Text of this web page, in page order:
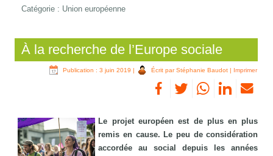
Catégorie : Union européenne
À la recherche de l’Europe sociale
Publication : 3 juin 2019 | Écrit par Stéphanie Baudot | Imprimer
Le projet européen est de plus en plus
remis en cause. Le peu de considération
accordée au social depuis les années